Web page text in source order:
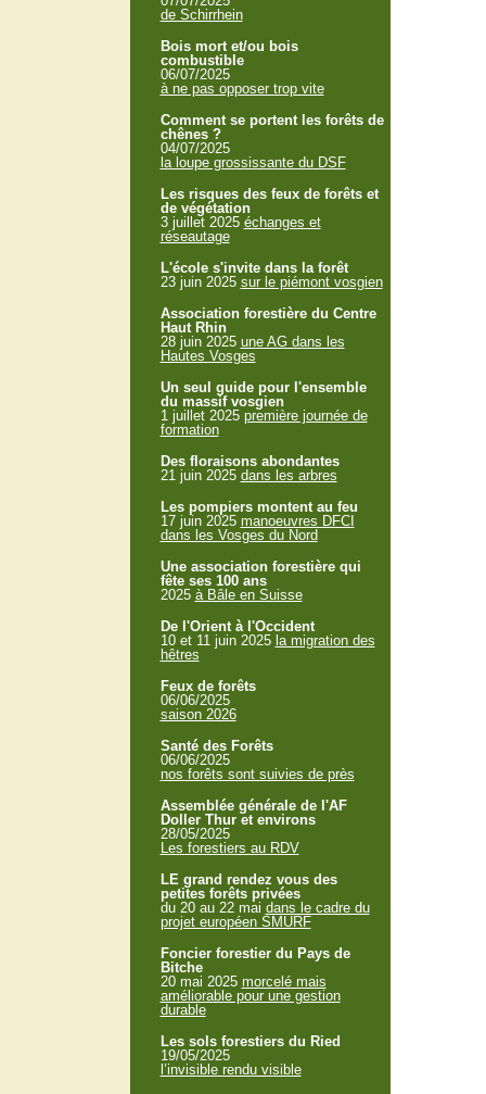
de Schirrhein
Bois mort et/ou bois
combustible
06/07/2025
à ne pas opposer trop vite
Comment se portent les forêts de
chênes ?
04/07/2025
la loupe grossissante du DSF
Les risques des feux de forêts et
de végétation
3 juillet 2025 échanges et
réseautage
L'école s'invite dans la forêt
23 juin 2025 sur le piémont vosgien
Association forestière du Centre
Haut Rhin
28 juin 2025 une AG dans les
Hautes Vosges
Un seul guide pour l'ensemble
du massif vosgien
1 juillet 2025 première journée de
formation
Des floraisons abondantes
21 juin 2025 dans les arbres
Les pompiers montent au feu
17 juin 2025 manoeuvres DFCI
dans les Vosges du Nord
Une association forestière qui
fête ses 100 ans
2025 à Bâle en Suisse
De l'Orient à l'Occident
10 et 11 juin 2025 la migration des
hêtres
Feux de forêts
06/06/2025
saison 2026
Santé des Forêts
06/06/2025
nos forêts sont suivies de près
Assemblée générale de l'AF
Doller Thur et environs
28/05/2025
Les forestiers au RDV
LE grand rendez vous des
petites forêts privées
du 20 au 22 mai dans le cadre du
projet européen SMURF
Foncier forestier du Pays de
Bitche
20 mai 2025 morcelé mais
améliorable pour une gestion
durable
Les sols forestiers du Ried
19/05/2025
l’invisible rendu visible